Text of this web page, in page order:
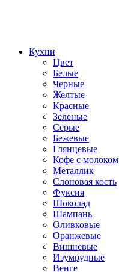
Кухни
Цвет
Белые
Черные
Желтые
Красные
Зеленые
Серые
Бежевые
Глянцевые
Кофе с молоком
Металлик
Слоновая кость
Фуксия
Шоколад
Шампань
Оливковые
Оранжевые
Вишневые
Изумрудные
Венге